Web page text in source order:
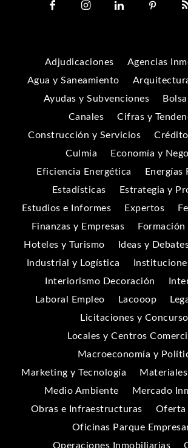
Adjudicaciones
Agencias
Agua y Saneamiento
Ayudas y Subvenciones
Canales
Cifras y
Construcción y Servicios
Culmia
Economía y
Eficiencia Energética
Energías
Estadísticas
Estrategia y
Estudios e Informes
Expertos
Finanzas y Empresas
Hoteles y Turismo
Ideas y
Industrial y Logística
Interiorismo Decoración
Laboral Empleo
Lacooop
Licitaciones y
Locales y Centros
Macroeconomía y
Marketing y Tecnología
Medio Ambiente
Mercado
Obras e Infraestructuras
Oferta
Oficinas Parque
Operaciones Inmobiliarias